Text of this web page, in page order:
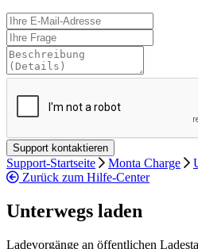
Support-Startseite Monta Charge
Zurück zum Hilfe-Center
Unterwegs laden
Ladevorgänge an öffentlichen